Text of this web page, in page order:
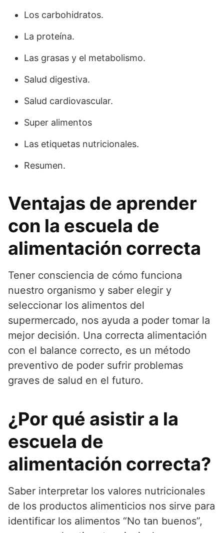
Los carbohidratos.
La proteína.
Las grasas y el metabolismo.
Salud digestiva.
Salud cardiovascular.
Super alimentos
Las etiquetas nutricionales.
Resumen.
Ventajas de aprender
con la escuela de
alimentación correcta
Tener consciencia de cómo funciona
nuestro organismo y saber elegir y
seleccionar los alimentos del
supermercado, nos ayuda a poder tomar la
mejor decisión. Una correcta alimentación
con el balance correcto, es un método
preventivo de poder sufrir problemas
graves de salud en el futuro.
¿Por qué asistir a la
escuela de
alimentación correcta?
Saber interpretar los valores nutricionales
de los productos alimenticios nos sirve para
identificar los alimentos “No tan buenos”,